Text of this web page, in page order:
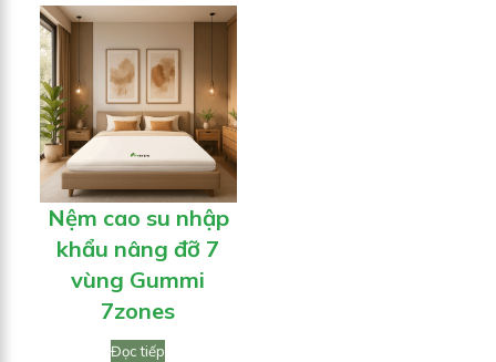
Nệm cao su nhập
khẩu nâng đỡ 7
vùng Gummi
7zones
Đọc tiếp